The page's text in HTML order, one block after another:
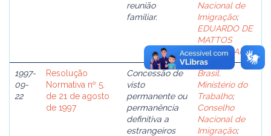
reunião
familiar.
Nacional de
Imigração;
EDUARDO DE
MATTOS
HOSANNAH
1997-
09-
22
Resolução
Normativa nº 5,
de 21 de agosto
de 1997
Concessão de
visto
permanente ou
permanência
definitiva a
estrangeiros
Brasil.
Ministério do
Trabalho;
Conselho
Nacional de
Imigração;